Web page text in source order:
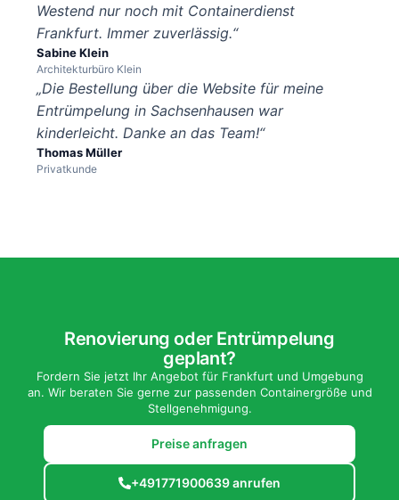
Westend nur noch mit Containerdienst
Frankfurt. Immer zuverlässig.“
Sabine Klein
Architekturbüro Klein
„Die Bestellung über die Website für meine
Entrümpelung in Sachsenhausen war
kinderleicht. Danke an das Team!“
Thomas Müller
Privatkunde
Renovierung oder Entrümpelung
geplant?
Fordern Sie jetzt Ihr Angebot für Frankfurt und Umgebung
an. Wir beraten Sie gerne zur passenden Containergröße und
Stellgenehmigung.
Preise anfragen
+491771900639 anrufen